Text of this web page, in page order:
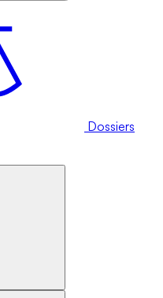
Dossiers